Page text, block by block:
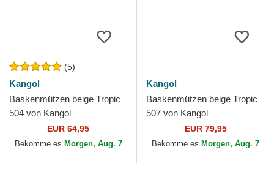
(5)
Kangol
Baskenmützen beige Tropic
504 von Kangol
EUR 64,95
Bekomme es Morgen, Aug. 7
Kangol
Baskenmützen beige Tropic
507 von Kangol
EUR 79,95
Bekomme es Morgen, Aug. 7